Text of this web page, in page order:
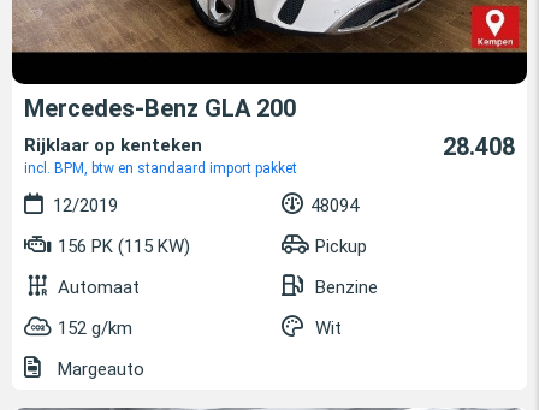
Mercedes-Benz GLA 200
Rijklaar op kenteken
incl. BPM, btw en standaard import pakket
28.408
12/2019
48094
156 PK (115 KW)
Pickup
Automaat
Benzine
152 g/km
Wit
Margeauto